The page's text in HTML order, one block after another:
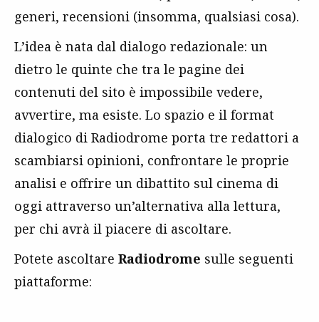
generi, recensioni (insomma, qualsiasi cosa).
L’idea è nata dal dialogo redazionale: un
dietro le quinte che tra le pagine dei
contenuti del sito è impossibile vedere,
avvertire, ma esiste. Lo spazio e il format
dialogico di Radiodrome porta tre redattori a
scambiarsi opinioni, confrontare le proprie
analisi e offrire un dibattito sul cinema di
oggi attraverso un’alternativa alla lettura,
per chi avrà il piacere di ascoltare.
Potete ascoltare Radiodrome sulle seguenti
piattaforme: